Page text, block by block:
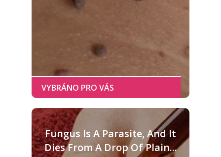
Fungus Is A Parasite, And It
Dies From A Drop Of Plain...